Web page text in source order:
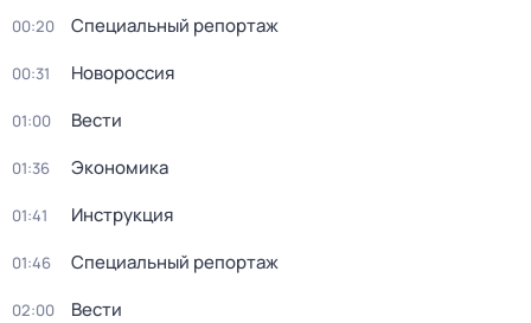
00:20 Специальный репортаж
00:31 Новороссия
01:00 Вести
01:36 Экономика
01:41 Инструкция
01:46 Специальный репортаж
02:00 Вести